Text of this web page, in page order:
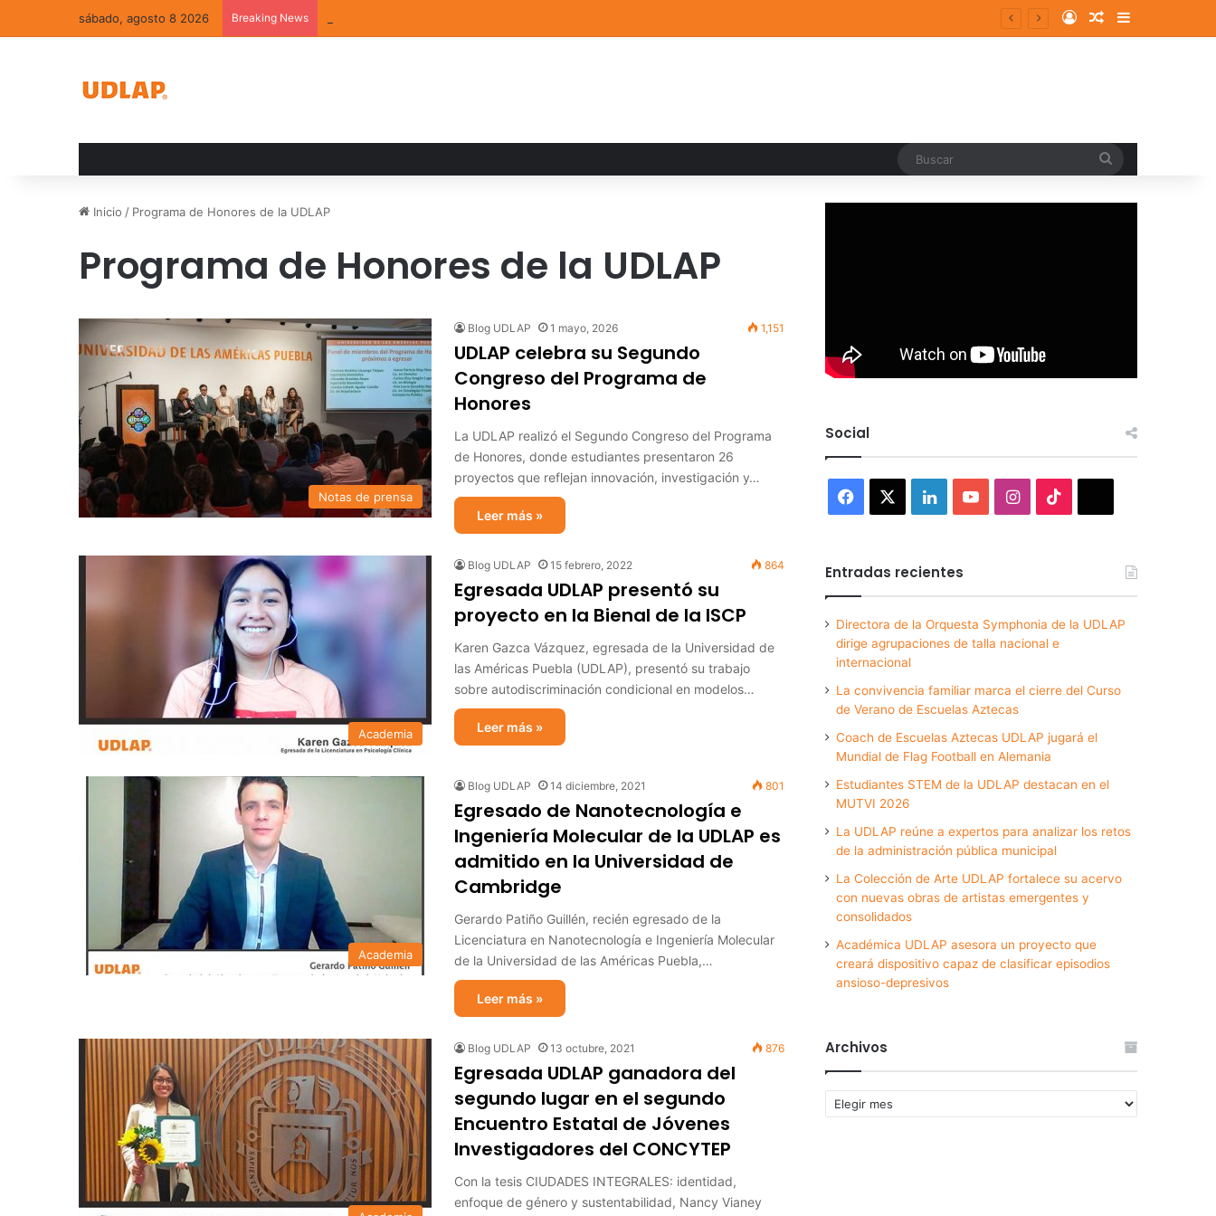
sábado, agosto 8 2026 Breaking News Log InRandom Article
Sidebar
Inicio / Programa de Honores de la UDLAP
Programa de Honores de la UDLAP
Notas de prensa
Blog UDLAP 1 mayo, 2026 1,151
UDLAP celebra su Segundo
Congreso del Programa de
Honores
La UDLAP realizó el Segundo Congreso del Programa
de Honores, donde estudiantes presentaron 26
proyectos que reflejan innovación, investigación y…
Leer más »
Academia
Blog UDLAP 15 febrero, 2022 864
Egresada UDLAP presentó su
proyecto en la Bienal de la ISCP
Karen Gazca Vázquez, egresada de la Universidad de
las Américas Puebla (UDLAP), presentó su trabajo
sobre autodiscriminación condicional en modelos…
Leer más »
Academia
Blog UDLAP 14 diciembre, 2021 801
Egresado de Nanotecnología e
Ingeniería Molecular de la UDLAP es
admitido en la Universidad de
Cambridge
Gerardo Patiño Guillén, recién egresado de la
Licenciatura en Nanotecnología e Ingeniería Molecular
de la Universidad de las Américas Puebla,…
Leer más »
Blog UDLAP 13 octubre, 2021 876
Egresada UDLAP ganadora del
segundo lugar en el segundo
Encuentro Estatal de Jóvenes
Investigadores del CONCYTEP
Con la tesis CIUDADES INTEGRALES: identidad,
enfoque de género y sustentabilidad, Nancy Vianey
Social
Facebook LinkedInYouTubeInstagram
Entradas recientes
Directora de la Orquesta Symphonia de la UDLAP
dirige agrupaciones de talla nacional e
internacional
La convivencia familiar marca el cierre del Curso
de Verano de Escuelas Aztecas
Coach de Escuelas Aztecas UDLAP jugará el
Mundial de Flag Football en Alemania
Estudiantes STEM de la UDLAP destacan en el
MUTVI 2026
La UDLAP reúne a expertos para analizar los retos
de la administración pública municipal
La Colección de Arte UDLAP fortalece su acervo
con nuevas obras de artistas emergentes y
consolidados
Académica UDLAP asesora un proyecto que
creará dispositivo capaz de clasificar episodios
ansioso-depresivos
Archivos
Archivos